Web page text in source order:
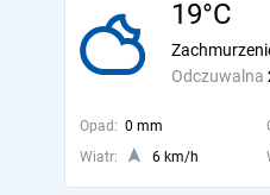
19°C
Odczuwalna
Opad: 0 mm
Wiatr:
6 km/h